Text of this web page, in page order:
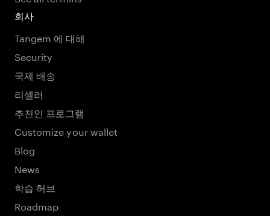
회사
Tangem 에 대해
Security
국제 배송
리셀러
추천인 프로그램
Customize your wallet
Blog
News
학습 허브
Roadmap